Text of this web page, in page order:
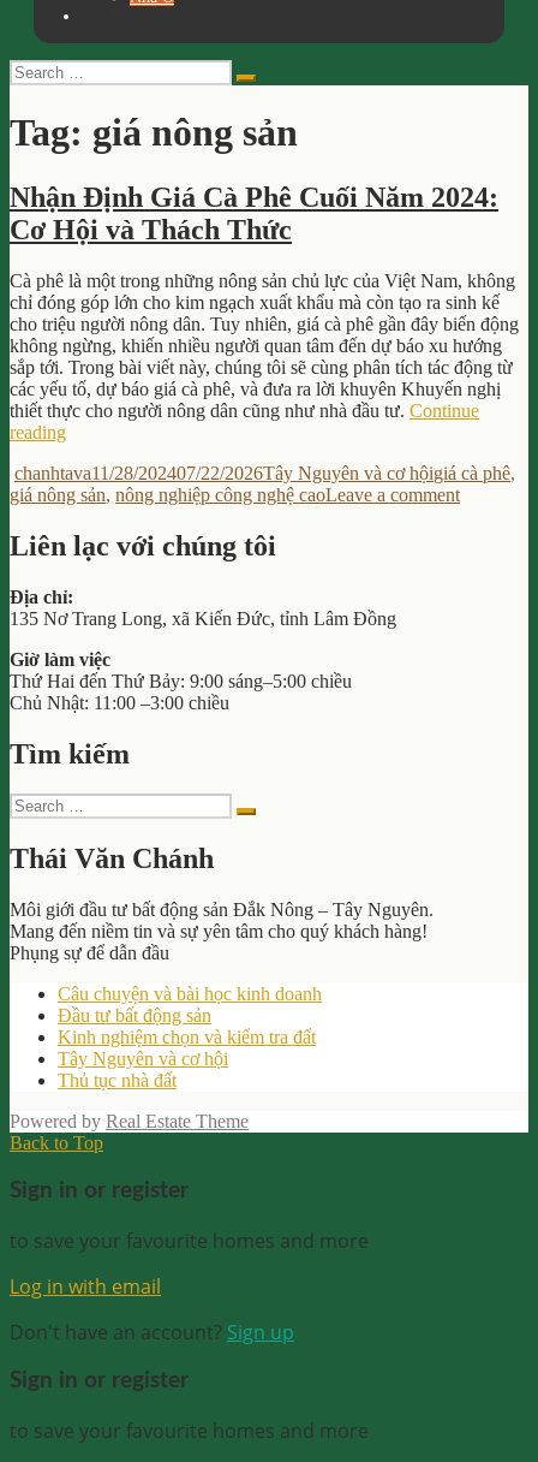
Search
for:
Search
Tag: giá nông sản
Nhận Định Giá Cà Phê Cuối Năm 2024:
Cơ Hội và Thách Thức
Cà phê là một trong những nông sản chủ lực của Việt Nam, không
chỉ đóng góp lớn cho kim ngạch xuất khẩu mà còn tạo ra sinh kế
cho triệu người nông dân. Tuy nhiên, giá cà phê gần đây biến động
không ngừng, khiến nhiều người quan tâm đến dự báo xu hướng
sắp tới. Trong bài viết này, chúng tôi sẽ cùng phân tích tác động từ
các yếu tố, dự báo giá cà phê, và đưa ra lời khuyên Khuyến nghị
thiết thực cho người nông dân cũng như nhà đầu tư. Continue
reading“Nhận
Giá
Cà
Cuối
Năm
Cơ
Hội
Thách
Thức”
Author
chanhtavaPosted
on
11/28/202407/22/2026Categories
Tây Nguyên và cơ hộiTags
giá cà phê,
giá nông sản, nông nghiệp công nghệ caoLeave a commenton
Liên lạc với chúng tôi
Địa chỉ:
135 Nơ Trang Long, xã Kiến Đức, tỉnh Lâm Đồng
Giờ làm việc
Thứ Hai đến Thứ Bảy: 9:00 sáng–5:00 chiều
Chủ Nhật: 11:00 –3:00 chiều
Tìm kiếm
Search
for:
Search
Thái Văn Chánh
Môi giới đầu tư bất động sản Đắk Nông – Tây Nguyên.
Mang đến niềm tin và sự yên tâm cho quý khách hàng!
Phụng sự để dẫn đầu
Câu chuyện và bài học kinh doanh
Đầu tư bất động sản
Kinh nghiệm chọn và kiểm tra đất
Tây Nguyên và cơ hội
Thủ tục nhà đất
Powered by Real Estate Theme
Back to Top
Sign in or register
to save your favourite homes and more
Log in with email
Don't have an account? Sign up
Sign in or register
to save your favourite homes and more